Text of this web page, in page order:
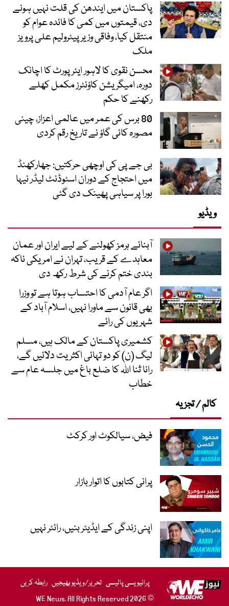
پاکستان میں ایندھن کی قلت نہیں ہونے
دی، قیمتوں میں کمی کا فائدہ عوام کو
منتقل کیا، وفاقی وزیر پیٹرولیم علی پرویز
ملک
محسن نقوی کا لاہور ایئرپورٹ کا اچانک
دورہ، امیگریشن کاؤنٹرز مکمل کھلے
رکھنے کا حکم
80 برس کی عمر میں عالمی اعزاز، چینی
مصورہ کائی گاؤ نے تاریخ رقم کردی
بی جے پی کی اوچھی حرکتیں: جھارکھنڈ
میں احتجاج کے دوران اسٹوڈنٹ لیڈر نیہا
بورا پر سیاہی پھینک دی گئی
ویڈیو
آبنائے ہرمز کھولنے کے لیے ایران اور عمان
معاہدے کے قریب، تہران نے امریکی ناکہ
بندی ختم کرنے کی شرط رکھ دی
اگر عام آدمی کا احتساب ہوتا ہے تو وزرا
بھی قانون سے ماورا نہیں، اسلام آباد کے
شہریوں کی رائے
کشمیری پاکستان کے مالک ہیں، مسلم
لیگ (ن) کو دو تہائی اکثریت دلائیں گے،
رانا ثنا اللہ کا ضلع باغ میں جلسہ عام سے
خطاب
کالم / تجزیہ
فیض، سیالکوٹ اور کرکٹ
پرانی کتابوں کا اتوار بازار
اپنی زندگی کے ایڈیٹر بنیں، رائٹر نہیں
پرائیویسی پالیسی تحریر/ویڈیو بھیجیں رابطہ کریں
© 2026 WE News. All Rights Reserved